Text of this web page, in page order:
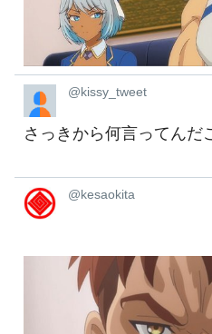
@kissy_tweet
さっきから何言ってんだ
@kesaokita